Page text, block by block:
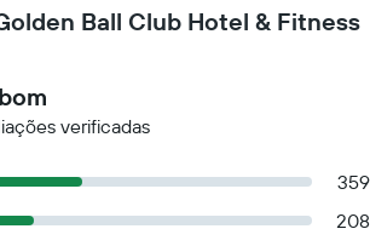
Ball Club Hotel & Fitness
verificadas
359
208